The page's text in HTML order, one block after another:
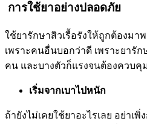
การใช้ยาอย่างปลอดภัย
ใช้ยารักษาสิวเรื้อรังให้ถูกต้องมา
เพราะคนอื่นบอกว่าดี เพราะยารั
คน และบางตัวก็แรงจนต้องควบคุ
เริ่มจากเบาไปหนัก
ถ้ายังไม่เคยใช้ยาอะไรเลย อย่าเพิ่